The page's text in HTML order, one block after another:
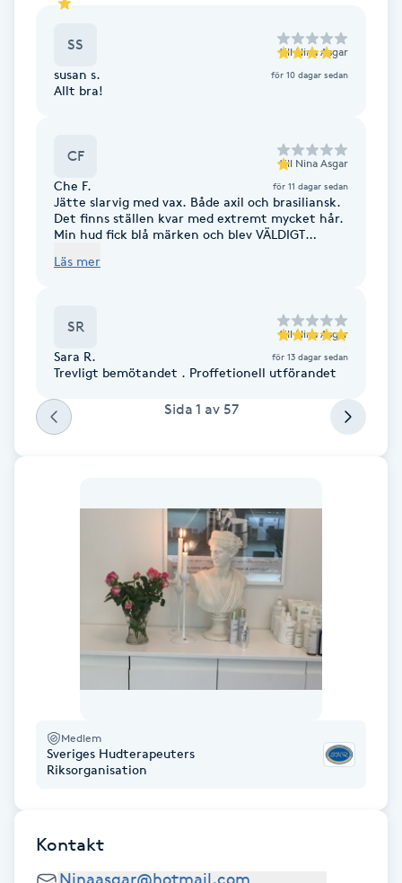
Friskvårdsmassage
Funktionsanalys
Färgning
Föning
G
Gellack med förstärkning
Gravidmassage
Gravidyoga
Gua Sha-massage
SS till Nina Asgar
susan s. för 10 dagar sedan
Allt bra!
CF till Nina Asgar
Che F. för 11 dagar sedan
Jätte slarvig med vax. Både axil och brasiliansk.
Det finns ställen kvar med extremt mycket hår.
Min hud fick blå märken och blev VÄLDIGT
det har gått över 72 timmar. Hon är trevlig men
mig o hon bara fortsatte. Aldrig haft såhär ont
när jag vaxat mig.
Läs mer
SR till Nina Asgar
Sara R. för 13 dagar sedan
Trevligt bemötandet . Proffetionell utförandet
Sida 1 av 57
Medlem
Sveriges Hudterapeuters
Riksorganisation
Kontakt